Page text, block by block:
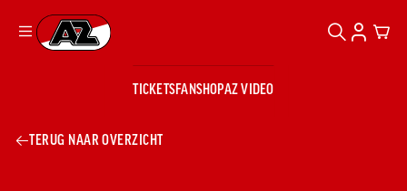
Ga naar onze homepage
TICKETSFANSHOPAZ VIDEO
FANSHOP
ZOEKEN
TERUG NAAR OVERZICHT